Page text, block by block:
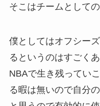
そこはチームとして
僕としてはオフシー
るというのはすごく
NBAで生き残ってい
る暇は無いので自分